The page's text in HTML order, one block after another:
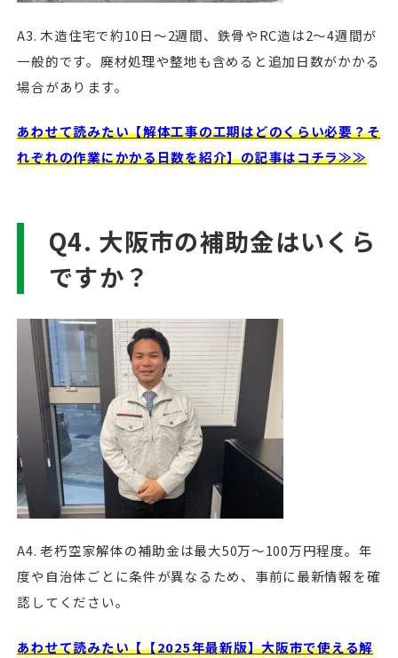
A3. 木造住宅で約10日〜2週間、鉄骨やRC造は2〜4週間が
一般的です。廃材処理や整地も含めると追加日数がかかる
場合があります。
あわせて読みたい【解体工事の工期はどのくらい必要？そ
れぞれの作業にかかる日数を紹介】の記事はコチラ≫≫
Q4. 大阪市の補助金はいくら
ですか？
A4. 老朽空家解体の補助金は最大50万〜100万円程度。年
度や自治体ごとに条件が異なるため、事前に最新情報を確
認してください。
あわせて読みたい【【2025年最新版】大阪市で使える解